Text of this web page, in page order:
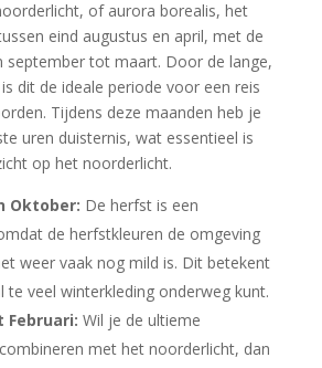
of aurora borealis, het
eind augustus en april, met de
september tot maart. Door de lange,
dit de ideale periode voor een reis
Tijdens deze maanden heb je
uren duisternis, wat essentieel is
op het noorderlicht.
Oktober: De herfst is een
de herfstkleuren de omgeving
weer vaak nog mild is. Dit betekent
te veel winterkleding onderweg kunt.
Februari: Wil je de ultieme
met het noorderlicht, dan